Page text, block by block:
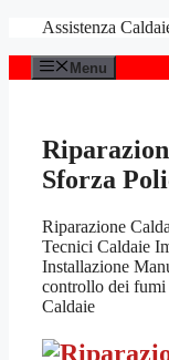
contenuto
Assistenza
Menu
Sforza
Riparazione
Tecnici Caldaie
Installazione
controllo dei
Caldaie